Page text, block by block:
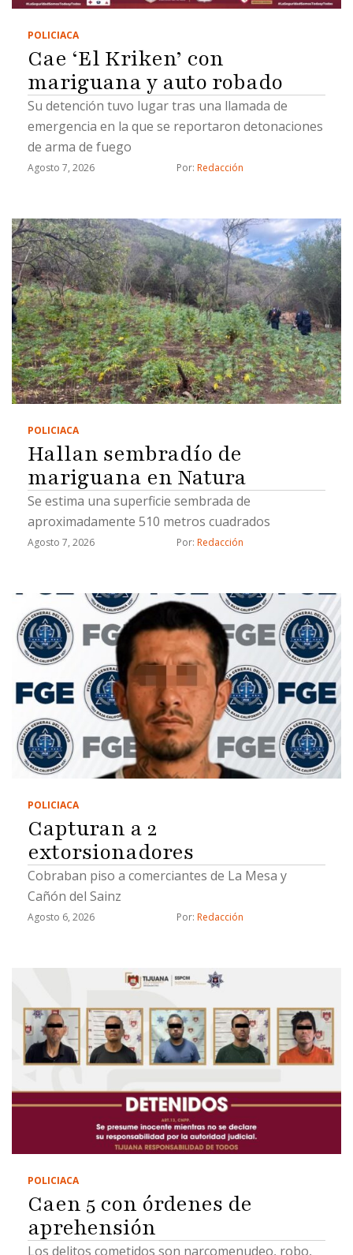
POLICIACA
Cae ‘El Kriken’ con
mariguana y auto robado
Su detención tuvo lugar tras una llamada de
emergencia en la que se reportaron detonaciones
de arma de fuego
Agosto 7, 2026 Por: Redacción
POLICIACA
Hallan sembradío de
mariguana en Natura
Se estima una superficie sembrada de
aproximadamente 510 metros cuadrados
Agosto 7, 2026 Por: Redacción
POLICIACA
Capturan a 2
extorsionadores
Cobraban piso a comerciantes de La Mesa y
Cañón del Sainz
Agosto 6, 2026 Por: Redacción
POLICIACA
Caen 5 con órdenes de
aprehensión
Los delitos cometidos son narcomenudeo, robo,